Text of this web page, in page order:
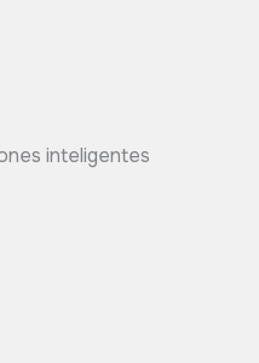
inteligentes